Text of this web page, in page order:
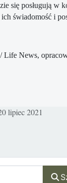
się posługują w
ich świadomość i
Life News,
lipiec 2021
dziesiątki kobiet